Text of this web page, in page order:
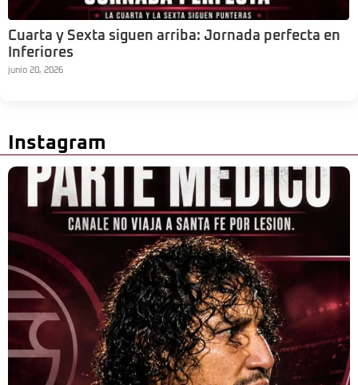
Cuarta y Sexta siguen arriba: Jornada perfecta en
Inferiores
junio 20, 2026
Instagram